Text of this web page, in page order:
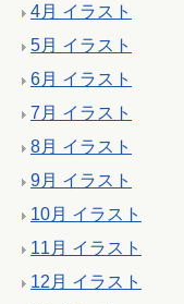
4月 イラスト
5月 イラスト
6月 イラスト
7月 イラスト
8月 イラスト
9月 イラスト
10月 イラスト
11月 イラスト
12月 イラスト